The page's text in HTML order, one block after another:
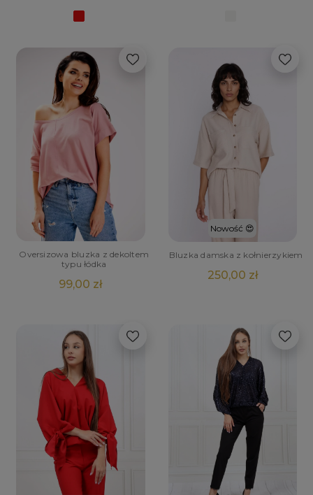
Oversizowa bluzka z dekoltem
typu łódka
99,00 zł
Nowość 😍
Bluzka damska z kołnierzykiem
250,00 zł